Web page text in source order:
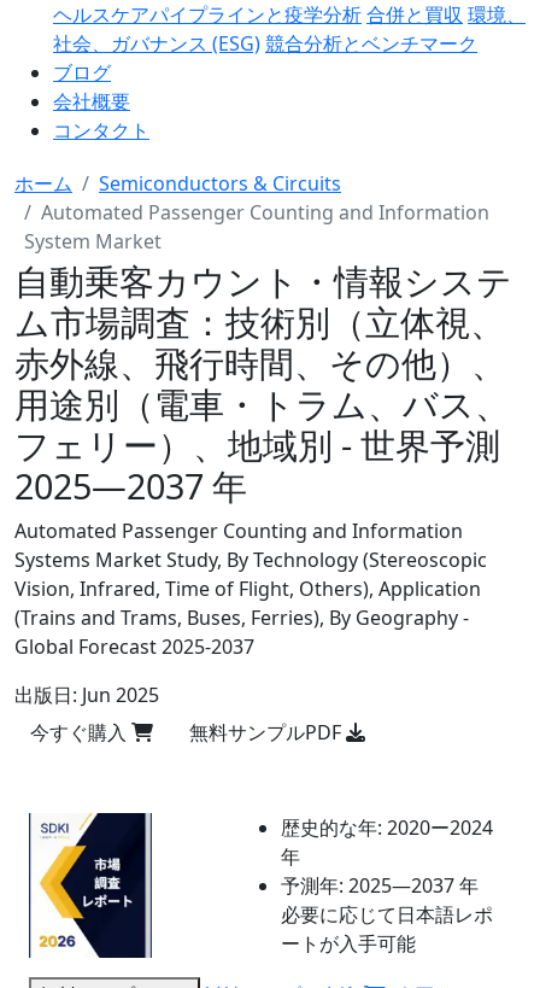
ヘルスケアパイプラインと疫学分析合併と買収 環境、
社会、ガバナンス (ESG)競合分析とベンチマーク
ブログ
会社概要
コンタクト
ホーム
Semiconductors & Circuits
Automated Passenger Counting and Information
System Market
自動乗客カウント・情報システ
ム市場調査：技術別（立体視、
赤外線、飛行時間、その他）、
用途別（電車・トラム、バス、
フェリー）、地域別 - 世界予測
2025―2037 年
Automated Passenger Counting and Information
Systems Market Study, By Technology (Stereoscopic
Vision, Infrared, Time of Flight, Others), Application
(Trains and Trams, Buses, Ferries), By Geography -
Global Forecast 2025-2037
出版日: Jun 2025
今すぐ購入
無料サンプルPDF
歴史的な年: 2020ー2024
年
予測年: 2025―2037 年
必要に応じて日本語レポ
ートが入手可能